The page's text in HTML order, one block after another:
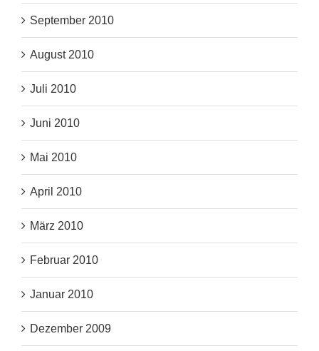
September 2010
August 2010
Juli 2010
Juni 2010
Mai 2010
April 2010
März 2010
Februar 2010
Januar 2010
Dezember 2009